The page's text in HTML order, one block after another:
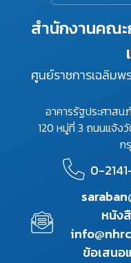
สำนักงานคณ
ศูนย์ราชการเฉลิมพ
อาคารรัฐประศาส
120 หมู่ที่ 3 ถนนแจ้ง
ก
0-
หนัง
ข้อเสนอ